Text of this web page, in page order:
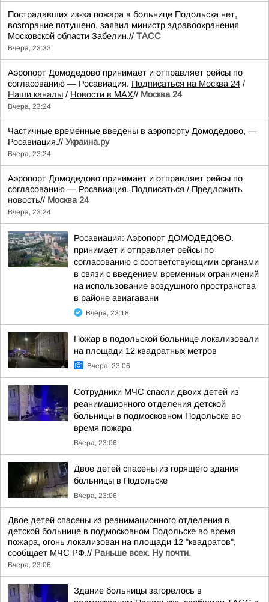
Пострадавших из-за пожара в больнице Подольска нет,
возгорание потушено, заявил министр здравоохранения
Московской области Забелин.// ТАСС
Вчера, 23:33
Аэропорт Домодедово принимает и отправляет рейсы по
согласованию — Росавиация. Подписаться на Москва 24 /
Наши каналы / Новости в MAX// Москва 24
Вчера, 23:24
Частичные временные введены в аэропорту Домодедово, —
Росавиация.// Украина.ру
Вчера, 23:24
Аэропорт Домодедово принимает и отправляет рейсы по
согласованию — Росавиация. Подписаться / Предложить
новость// Москва 24
Вчера, 23:24
Росавиация: Аэропорт ДОМОДЕДОВО.
принимает и отправляет рейсы по
согласованию с соответствующими органами
в связи с введением временных ограничений
на использование воздушного пространства
в районе авиагавани
Вчера, 23:18
Пожар в подольской больнице локализовали
на площади 12 квадратных метров
Вчера, 23:06
Сотрудники МЧС спасли двоих детей из
реанимационного отделения детской
больницы в подмосковном Подольске во
время пожара
Вчера, 23:06
Двое детей спасены из горящего здания
больницы в Подольске
Вчера, 23:06
Двое детей спасены из реанимационного отделения в
детской больнице в подмосковном Подольске во время
пожара, огонь локализован на площади 12 "квадратов",
сообщает МЧС РФ.// Раньше всех. Ну почти.
Вчера, 23:06
Здание больницы загорелось в